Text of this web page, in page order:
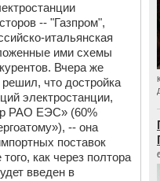
-- "Газпром",
итальянская
ими схемы
Вчера же
решил, что достройка
электростанции,
РАО ЕЭС» (60%
-- она
поставок
как через полтора
введен в